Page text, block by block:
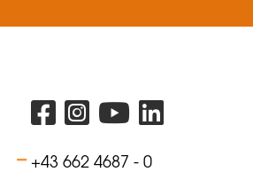
+43 662 4687 - 0